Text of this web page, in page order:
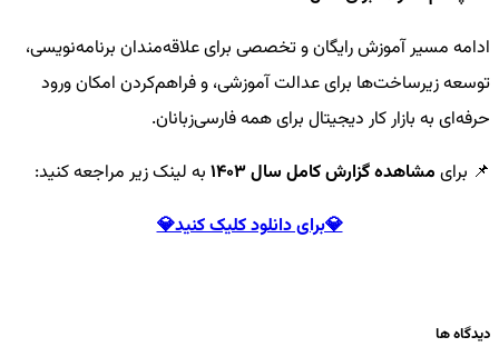
ادامه مسیر آموزش رایگان و تخصصی برای علاقه‌مندان برنامه‌نویسی،
توسعه زیرساخت‌ها برای عدالت آموزشی، و فراهم‌کردن امکان ورود
حرفه‌ای به بازار کار دیجیتال برای همه فارسی‌زبانان.
📌 برای مشاهده گزارش کامل سال ۱۴۰۳
به لینک زیر مراجعه کنید:
💎برای دانلود کلیک کنید💎
دیدگاه ها